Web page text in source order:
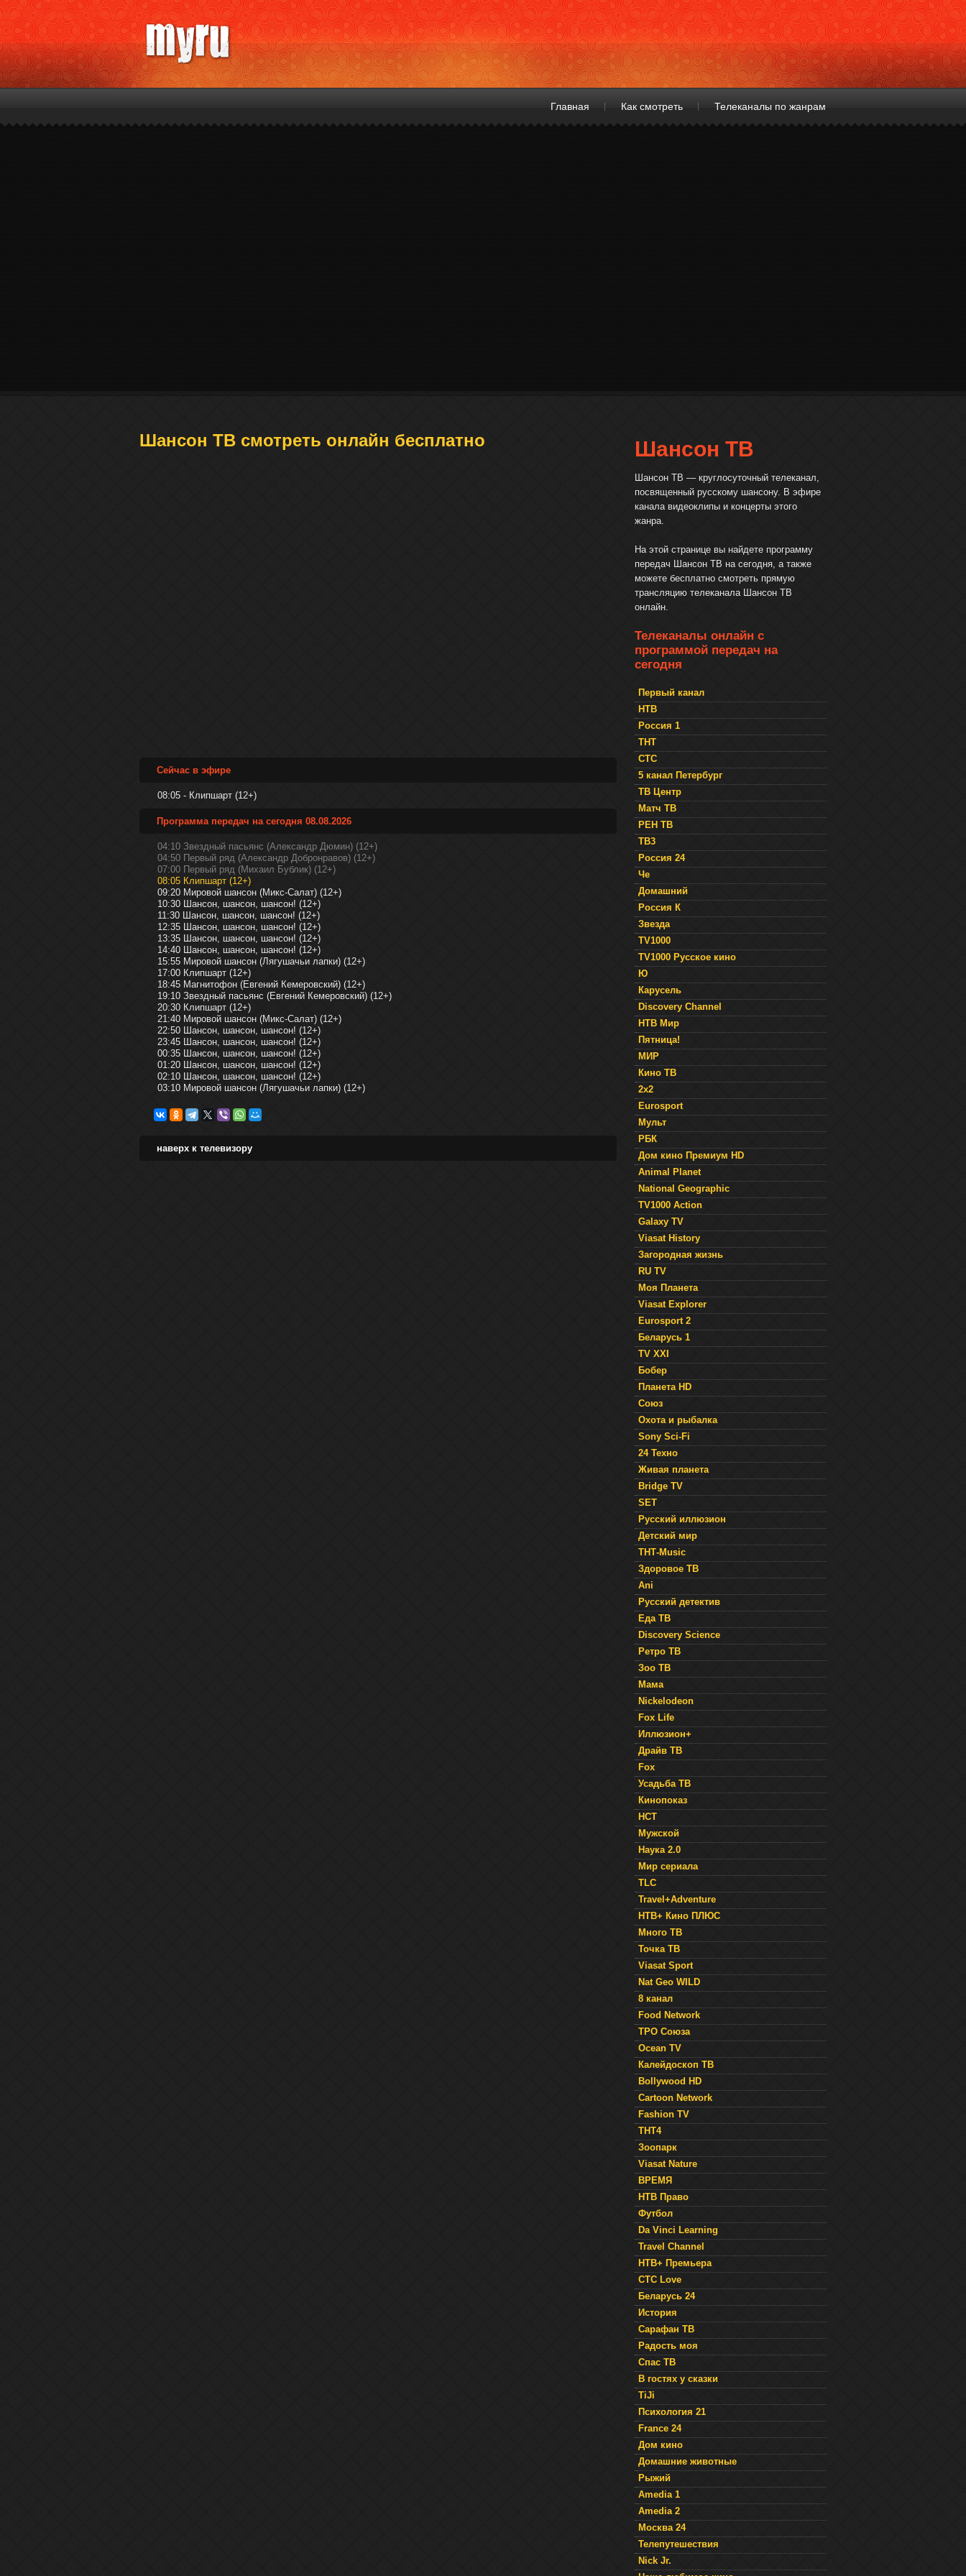
Главная Как смотреть Телеканалы по жанрам
Шансон ТВ смотреть онлайн бесплатно
Сейчас в эфире
08:05 - Клипшарт (12+)
Программа передач на сегодня 08.08.2026
04:10 Звездный пасьянс (Александр Дюмин) (12+)
04:50 Первый ряд (Александр Добронравов) (12+)
07:00 Первый ряд (Михаил Бублик) (12+)
08:05 Клипшарт (12+)
09:20 Мировой шансон (Микс-Салат) (12+)
10:30 Шансон, шансон, шансон! (12+)
11:30 Шансон, шансон, шансон! (12+)
12:35 Шансон, шансон, шансон! (12+)
13:35 Шансон, шансон, шансон! (12+)
14:40 Шансон, шансон, шансон! (12+)
15:55 Мировой шансон (Лягушачьи лапки) (12+)
17:00 Клипшарт (12+)
18:45 Магнитофон (Евгений Кемеровский) (12+)
19:10 Звездный пасьянс (Евгений Кемеровский) (12+)
20:30 Клипшарт (12+)
21:40 Мировой шансон (Микс-Салат) (12+)
22:50 Шансон, шансон, шансон! (12+)
23:45 Шансон, шансон, шансон! (12+)
00:35 Шансон, шансон, шансон! (12+)
01:20 Шансон, шансон, шансон! (12+)
02:10 Шансон, шансон, шансон! (12+)
03:10 Мировой шансон (Лягушачьи лапки) (12+)
наверх к телевизору
Шансон ТВ
Шансон ТВ — круглосуточный телеканал,
посвященный русскому шансону. В эфире
канала видеоклипы и концерты этого
жанра.
На этой странице вы найдете программу
передач Шансон ТВ на сегодня, а также
можете бесплатно смотреть прямую
трансляцию телеканала Шансон ТВ
онлайн.
Телеканалы онлайн с
программой передач на
сегодня
Первый канал
НТВ
Россия 1
ТНТ
СТС
5 канал Петербург
ТВ Центр
Матч ТВ
РЕН ТВ
ТВ3
Россия 24
Че
Домашний
Россия К
Звезда
TV1000
TV1000 Русское кино
Ю
Карусель
Discovery Channel
НТВ Мир
Пятница!
МИР
Кино ТВ
2x2
Eurosport
Мульт
РБК
Дом кино Премиум HD
Animal Planet
National Geographic
TV1000 Action
Galaxy TV
Viasat History
Загородная жизнь
RU TV
Моя Планета
Viasat Explorer
Eurosport 2
Беларусь 1
TV XXI
Бобер
Планета HD
Союз
Охота и рыбалка
Sony Sci-Fi
24 Техно
Живая планета
Bridge TV
SET
Русский иллюзион
Детский мир
ТНТ-Music
Здоровое ТВ
Ani
Русский детектив
Еда ТВ
Discovery Science
Ретро ТВ
Зоо ТВ
Мама
Nickelodeon
Fox Life
Иллюзион+
Драйв ТВ
Fox
Усадьба ТВ
Кинопоказ
НСТ
Мужской
Наука 2.0
Мир сериала
TLC
Travel+Adventure
НТВ+ Кино ПЛЮС
Много ТВ
Точка ТВ
Viasat Sport
Nat Geo WILD
8 канал
Food Network
ТРО Союза
Ocean TV
Калейдоскоп ТВ
Bollywood HD
Cartoon Network
Fashion TV
ТНТ4
Зоопарк
Viasat Nature
ВРЕМЯ
НТВ Право
Футбол
Da Vinci Learning
Travel Channel
НТВ+ Премьера
СТС Love
Беларусь 24
История
Сарафан ТВ
Радость моя
Спас ТВ
В гостях у сказки
TiJi
Психология 21
France 24
Дом кино
Домашние животные
Рыжий
Amedia 1
Amedia 2
Москва 24
Телепутешествия
Nick Jr.